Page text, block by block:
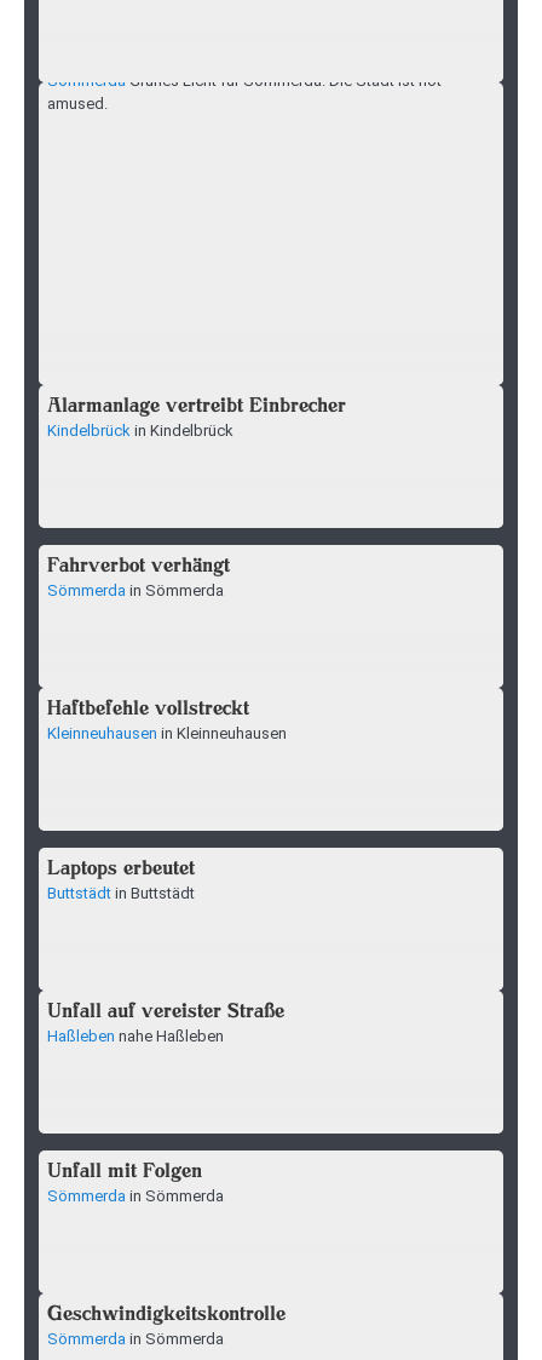
Sömmerda Grünes Licht für Sömmerda. Die Stadt ist not
amused.
Alarmanlage vertreibt Einbrecher
Kindelbrück in Kindelbrück
Fahrverbot verhängt
Sömmerda in Sömmerda
Haftbefehle vollstreckt
Kleinneuhausen in Kleinneuhausen
Laptops erbeutet
Buttstädt in Buttstädt
Unfall auf vereister Straße
Haßleben nahe Haßleben
Unfall mit Folgen
Sömmerda in Sömmerda
Geschwindigkeitskontrolle
Sömmerda in Sömmerda